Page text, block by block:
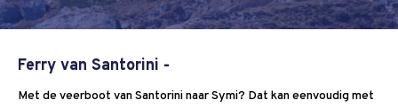
Ferry van Santorini -
Met de veerboot van Santorini naar Symi? Dat kan eenvoudig met